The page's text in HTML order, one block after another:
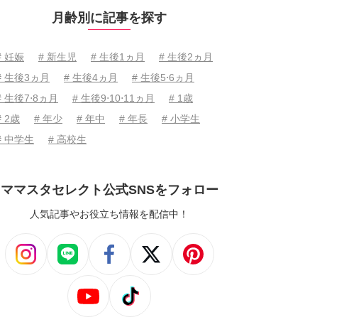
月齢別に記事を探す
妊娠 # 新生児 # 生後1ヵ月
# 生後2ヵ月
生後3ヵ月
# 生後4ヵ月
# 生後5⋅6ヵ月
生後7⋅8ヵ月
# 生後9⋅10⋅11ヵ月
# 1歳
2歳
# 年少 # 年中 # 年長
# 小学生
中学生
# 高校生
ママスタセレクト公式SNSをフォロー
人気記事やお役立ち情報を配信中！